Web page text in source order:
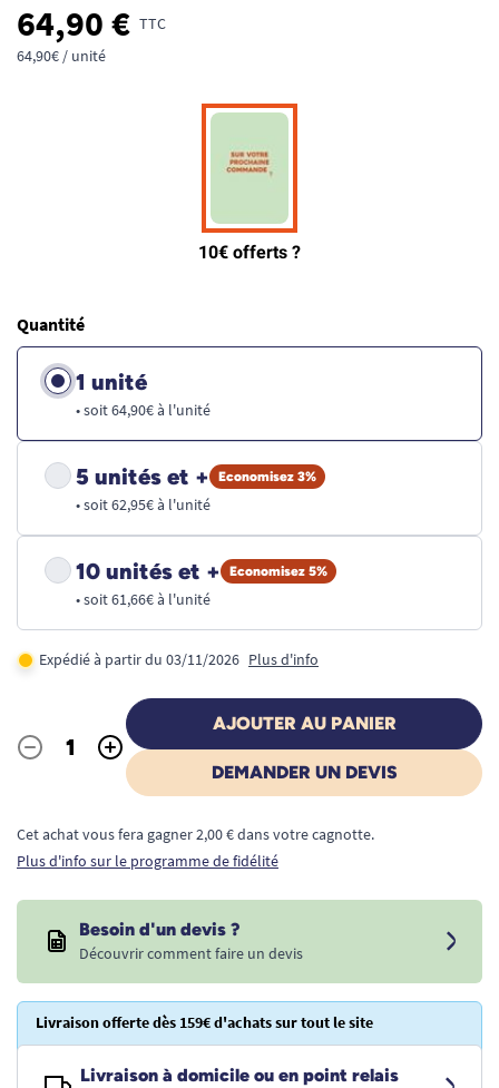
64,90 € TTC
64,90€ / unité
Quantité
1 unité
• soit 64,90€ à l'unité
5 unités et + Economisez 3%
• soit 62,95€ à l'unité
10 unités et + Economisez 5%
• soit 61,66€ à l'unité
Expédié à partir du 03/11/2026 Plus d'info
Quantité
- +
AJOUTER AU PANIER
DEMANDER UN DEVIS
Cet achat vous fera gagner 2,00 € dans votre cagnotte.
Plus d'info sur le programme de fidélité
Besoin d'un devis ?
Découvrir comment faire un devis
Livraison offerte dès 159€ d'achats sur tout le site
Livraison à domicile ou en point relais